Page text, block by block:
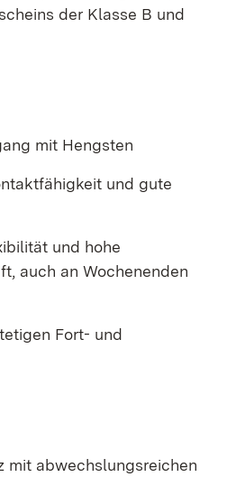
der Klasse B und
mit Hengsten
und gute
und hohe
auch an Wochenenden
Fort- und
mit abwechslungsreichen